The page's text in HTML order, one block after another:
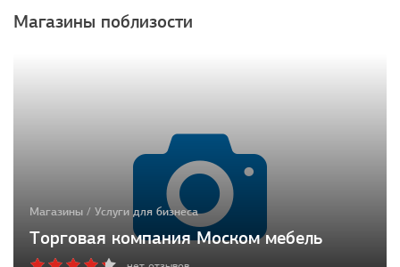
Магазины поблизости
Магазины / Услуги для бизнеса
Торговая компания Моском мебель